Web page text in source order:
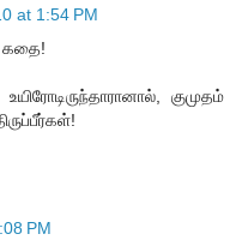
at 1:54 PM
கதை!
குமுதம்
PM